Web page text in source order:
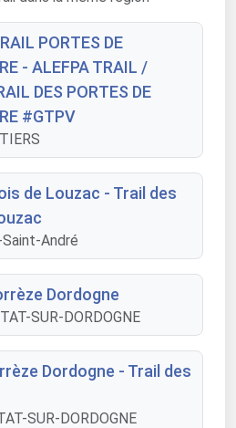
PORTES DE
- ALEFPA TRAIL /
DES PORTES DE
#GTPV
de Louzac - Trail des
André
Dordogne
SUR-DORDOGNE
Dordogne - Trail des
SUR-DORDOGNE